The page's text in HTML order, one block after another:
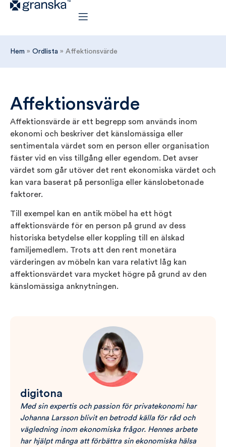
Hem » Ordlista » Affektionsvärde
Affektionsvärde
Affektionsvärde är ett begrepp som används inom
ekonomi och beskriver det känslomässiga eller
sentimentala värdet som en person eller organisation
fäster vid en viss tillgång eller egendom. Det avser
värdet som går utöver det rent ekonomiska värdet och
kan vara baserat på personliga eller känslobetonade
faktorer.
Till exempel kan en antik möbel ha ett högt
affektionsvärde för en person på grund av dess
historiska betydelse eller koppling till en älskad
familjemedlem. Trots att den rent monetära
värderingen av möbeln kan vara relativt låg kan
affektionsvärdet vara mycket högre på grund av den
känslomässiga anknytningen.
digitona
Med sin expertis och passion för privatekonomi har
Johanna Larsson blivit en betrodd källa för råd och
vägledning inom ekonomiska frågor. Hennes arbete
har hjälpt många att förbättra sin ekonomiska hälsa